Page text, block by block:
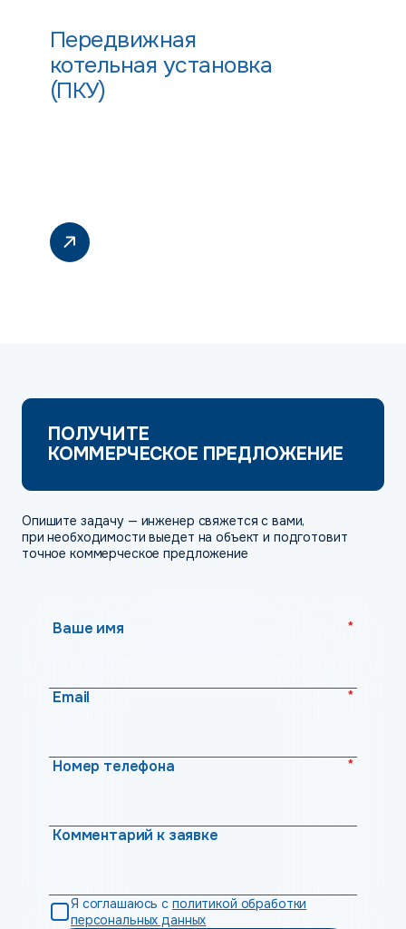
Передвижная
котельная установка
(ПКУ)
ПОЛУЧИТЕ
КОММЕРЧЕСКОЕ ПРЕДЛОЖЕНИЕ
Опишите задачу — инженер свяжется с вами,
при необходимости выедет на объект и подготовит
точное коммерческое предложение
Ваше имя *
Email *
Номер телефона *
Комментарий к заявке
Я соглашаюсь с политикой обработки
персональных данных